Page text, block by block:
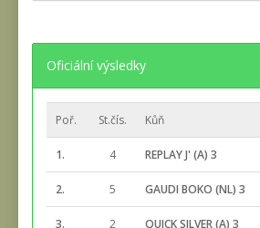
Oficiální výsledky
Poř. St.čís. Kůň
1. 4 REPLAY J' (A) 3
2. 5 GAUDI BOKO (NL) 3
3. 2 QUICK SILVER (A) 3